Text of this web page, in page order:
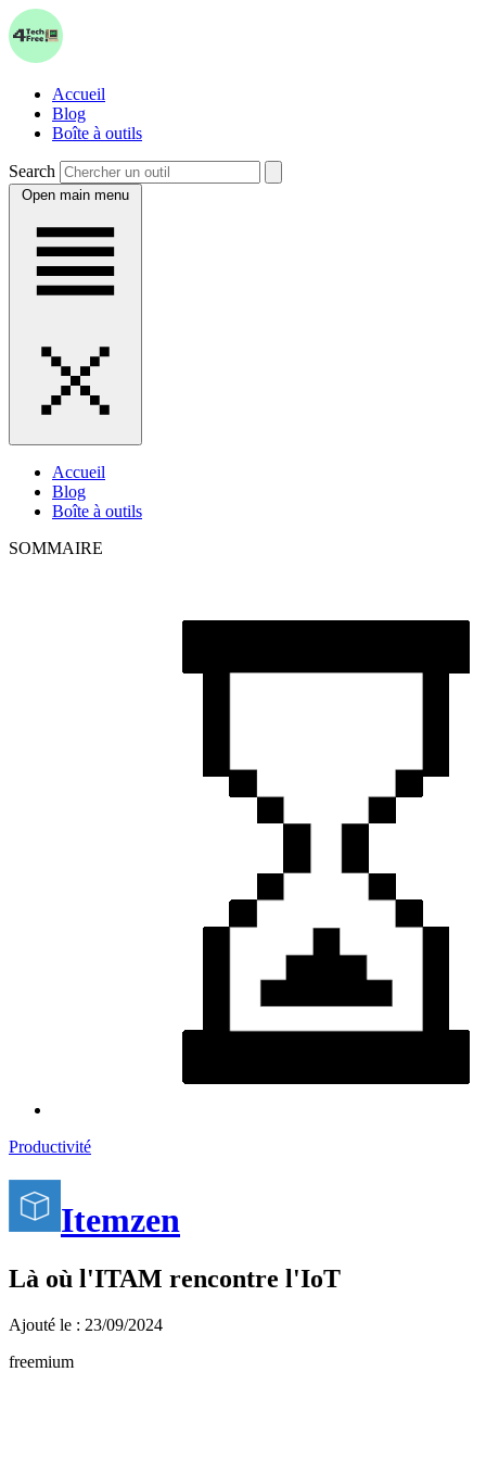
Accueil
Blog
Boîte à outils
Search
Open main menu
Accueil
Blog
Boîte à outils
SOMMAIRE
Productivité
Itemzen
Là où l'ITAM rencontre l'IoT
Ajouté le : 23/09/2024
freemium